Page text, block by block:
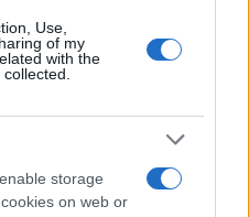
Use,
of my
with the
storage
on web or
Smith continua a
oggetti capaci di
stili e sottoculture